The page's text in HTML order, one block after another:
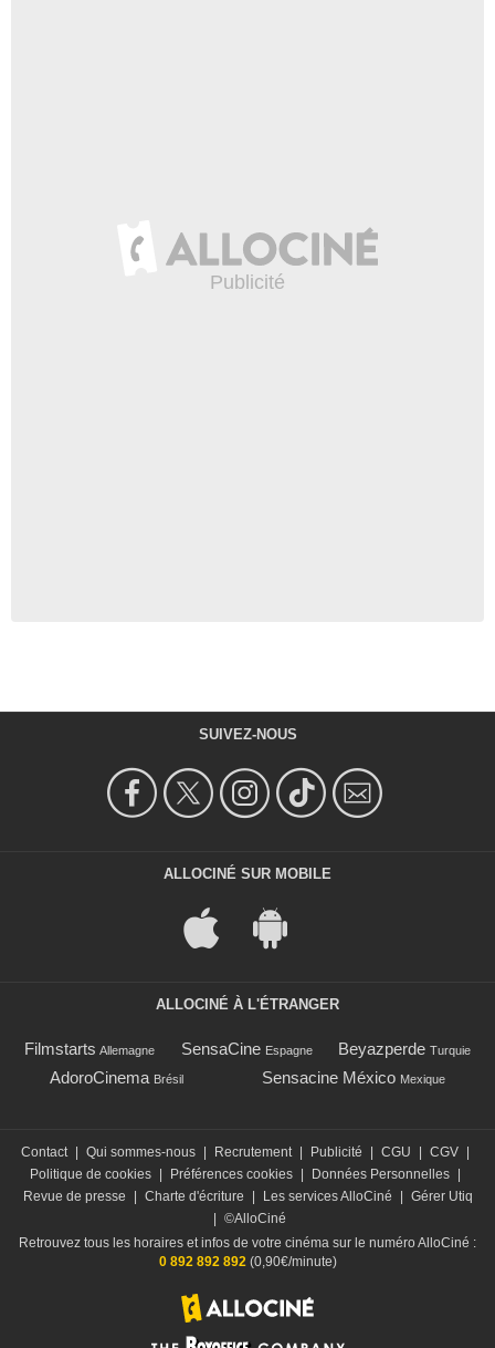
SUIVEZ-NOUS
ALLOCINÉ SUR MOBILE
ALLOCINÉ À L'ÉTRANGER
Filmstarts Allemagne SensaCine Espagne Beyazperde Turquie
AdoroCinema Brésil Sensacine México Mexique
Contact Qui sommes-nous Recrutement Publicité CGU CGV
Politique de cookies
Préférences cookies Données Personnelles
Revue de presse
Charte d'écriture Les services AlloCiné
Gérer Utiq
©AlloCiné
Retrouvez tous les horaires et infos de votre cinéma sur le numéro AlloCiné :
0 892 892 892(0,90€/minute)